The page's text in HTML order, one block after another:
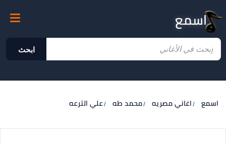
اسمع
ابحث
اسمع اغاني مصريه محمد طه علي الترعه